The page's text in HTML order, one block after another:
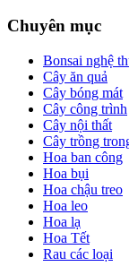
Chuyên mục
Bonsai nghệ
Cây ăn quả
Cây bóng mát
Cây công trình
Cây nội thất
Cây trồng
Hoa ban công
Hoa bụi
Hoa chậu treo
Hoa leo
Hoa lạ
Hoa Tết
Rau các loại